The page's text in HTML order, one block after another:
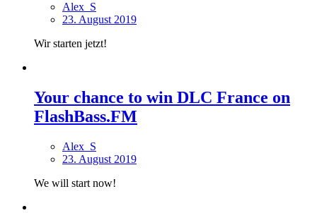
Alex_S
23. August 2019
Wir starten jetzt!
Your chance to win DLC France on
FlashBass.FM
Alex_S
23. August 2019
We will start now!